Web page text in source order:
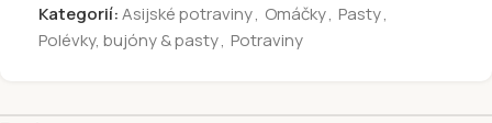
Kategorií:Asijské potraviny, Omáčky, Pasty,
Polévky, bujóny & pasty, Potraviny